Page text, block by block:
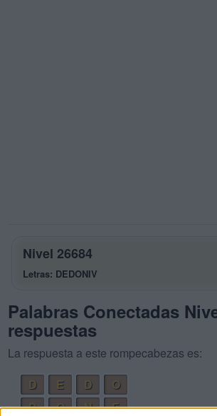
Nivel 26684
Letras: DEDONIV
Palabras Conectadas
respuestas
La respuesta a este rompecabezas es:
D
E D
O
D
O N
E